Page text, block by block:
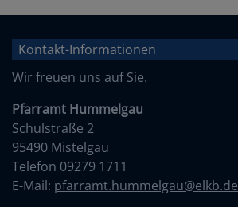
Kontakt-Informationen
Wir freuen uns auf Sie.
Pfarramt Hummelgau
Schulstraße 2
95490 Mistelgau
Telefon 09279 1711
E-Mail: pfarramt.hummelgau@elkb.de